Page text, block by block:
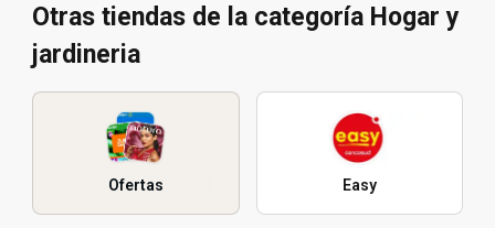
Otras tiendas de la categoría Hogar y
jardineria
Ofertas Easy